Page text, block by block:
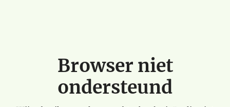
Browser niet
ondersteund